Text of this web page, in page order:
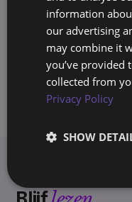
bedrijven
de
je bezit,
information
our advertising
may combine it
you’ve provided
collected from
Privacy Policy
SHOW